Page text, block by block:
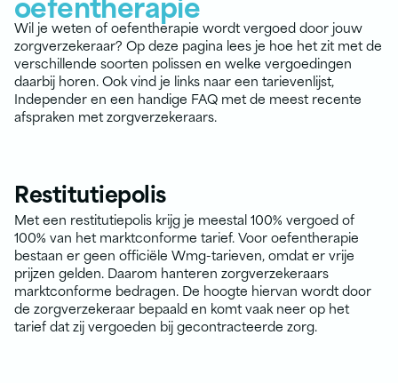
Wil je weten of oefentherapie wordt vergoed door jouw
zorgverzekeraar? Op deze pagina lees je hoe het zit met de
verschillende soorten polissen en welke vergoedingen
daarbij horen. Ook vind je links naar een tarievenlijst,
Independer en een handige FAQ met de meest recente
afspraken met zorgverzekeraars.
Restitutiepolis
Met een restitutiepolis krijg je meestal 100% vergoed of
100% van het marktconforme tarief. Voor oefentherapie
bestaan er geen officiële Wmg-tarieven, omdat er vrije
prijzen gelden. Daarom hanteren zorgverzekeraars
marktconforme bedragen. De hoogte hiervan wordt door
de zorgverzekeraar bepaald en komt vaak neer op het
tarief dat zij vergoeden bij gecontracteerde zorg.